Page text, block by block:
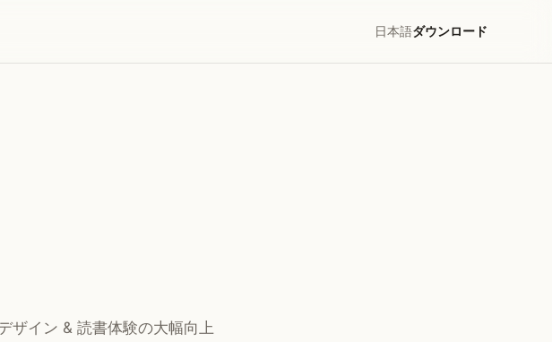
日本語ダウンロード
ザイン & 読書体験の大幅向上